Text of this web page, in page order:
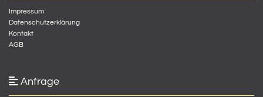
Impressum
Datenschutzerklärung
Kontakt
AGB
 Anfrage